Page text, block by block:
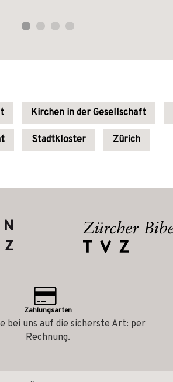
Kirchen in der Gesellschaft
Stadtkloster Zürich
Zahlungsarten
bei uns auf die sicherste Art: per
Rechnung.